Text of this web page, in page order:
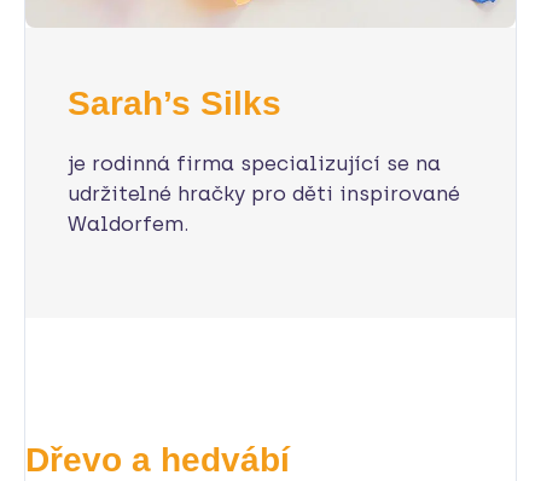
Sarah’s Silks
je rodinná firma specializující se na
udržitelné hračky pro děti inspirované
Waldorfem.
Dřevo a hedvábí